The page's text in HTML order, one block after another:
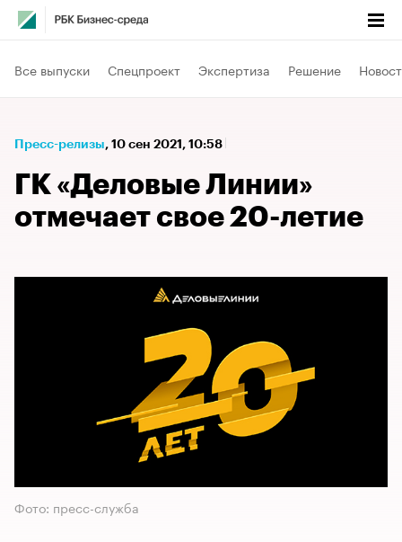
Все выпуски Спецпроект Экспертиза Решение
Пресс-релизы⁠, 10 сен 2021, 10:58
ГК «Деловые Линии»
отмечает свое 20-летие
Фото: пресс-служба